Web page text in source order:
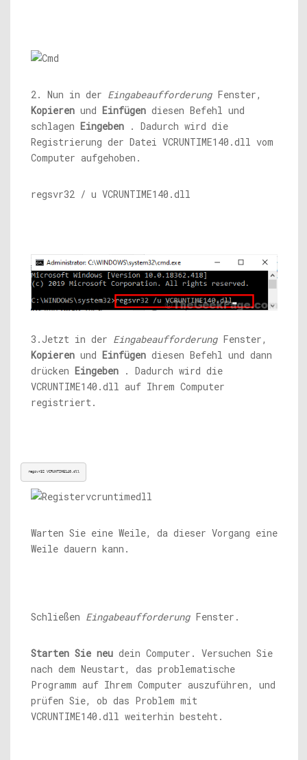
2. Nun in der EingabeaufforderungFenster,
Kopieren und Einfügen diesen Befehl und
schlagen Eingeben . Dadurch wird die
Registrierung der Datei VCRUNTIME140.dll vom
Computer aufgehoben.
regsvr32 / u VCRUNTIME140.dll
3.Jetzt in der EingabeaufforderungFenster,
Kopieren und Einfügen diesen Befehl und dann
drücken Eingeben . Dadurch wird die
VCRUNTIME140.dll auf Ihrem Computer
registriert.
regsvr32 VCRUNTIME140.dll
Warten Sie eine Weile, da dieser Vorgang eine
Weile dauern kann.
Schließen EingabeaufforderungFenster.
Starten Sie neu dein Computer. Versuchen Sie
nach dem Neustart, das problematische
Programm auf Ihrem Computer auszuführen, und
prüfen Sie, ob das Problem mit
VCRUNTIME140.dll weiterhin besteht.